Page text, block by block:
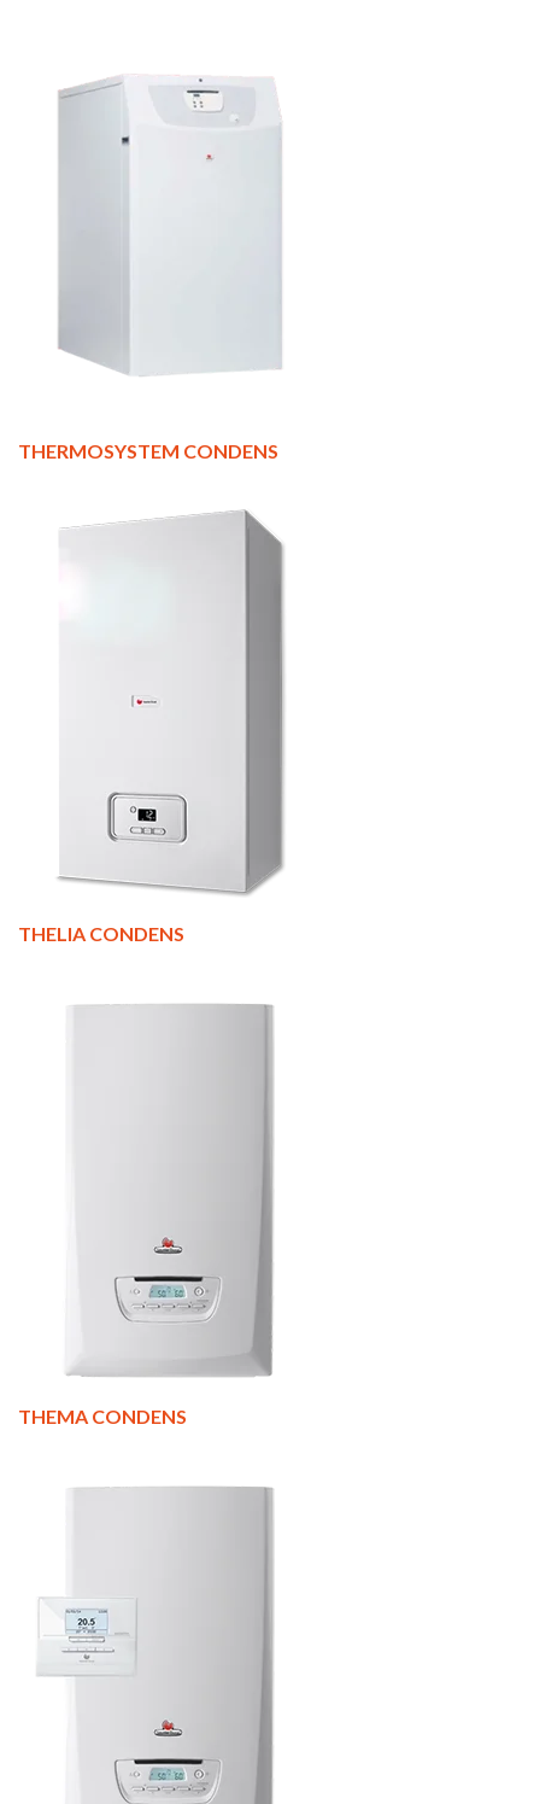
THERMOSYSTEM CONDENS
THELIA CONDENS
THEMA CONDENS